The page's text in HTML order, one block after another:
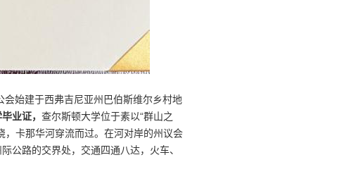
始建于西弗吉尼亚州巴伯斯维尔乡村地
业证， 查尔斯顿大学位于素以“群山之
，卡那华河穿流而过。在河对岸的州议会
公路的交界处，交通四通八达，火车、